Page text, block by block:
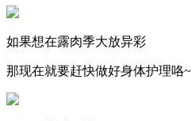
如果想在露肉季大放异彩
那现在就要赶快做好身体护理咯~